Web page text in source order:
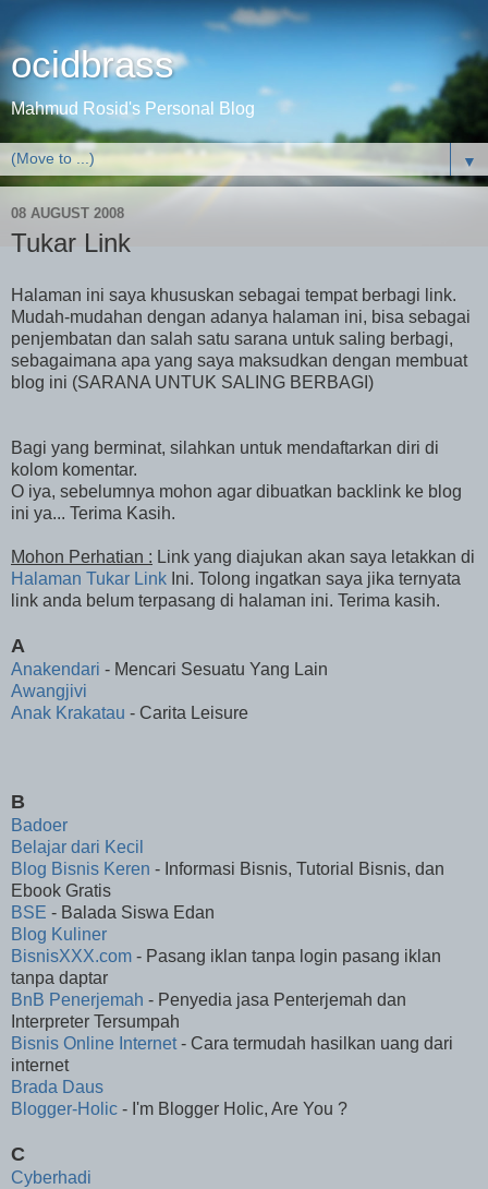
ocidbrass
Mahmud Rosid's Personal Blog
▼
08 AUGUST 2008
Tukar Link
Halaman ini saya khususkan sebagai tempat berbagi link.
Mudah-mudahan dengan adanya halaman ini, bisa sebagai
penjembatan dan salah satu sarana untuk saling berbagi,
sebagaimana apa yang saya maksudkan dengan membuat
blog ini (SARANA UNTUK SALING BERBAGI)
Bagi yang berminat, silahkan untuk mendaftarkan diri di
kolom komentar.
O iya, sebelumnya mohon agar dibuatkan backlink ke blog
ini ya... Terima Kasih.
Mohon Perhatian : Link yang diajukan akan saya letakkan di
Halaman Tukar Link Ini. Tolong ingatkan saya jika ternyata
link anda belum terpasang di halaman ini. Terima kasih.
A
Anakendari - Mencari Sesuatu Yang Lain
Awangjivi
Anak Krakatau - Carita Leisure
B
Badoer
Belajar dari Kecil
Blog Bisnis Keren - Informasi Bisnis, Tutorial Bisnis, dan
Ebook Gratis
BSE - Balada Siswa Edan
Blog Kuliner
BisnisXXX.com - Pasang iklan tanpa login pasang iklan
tanpa daptar
BnB Penerjemah - Penyedia jasa Penterjemah dan
Interpreter Tersumpah
Bisnis Online Internet- Cara termudah hasilkan uang dari
internet
Brada Daus
Blogger-Holic - I'm Blogger Holic, Are You ?
C
Cyberhadi